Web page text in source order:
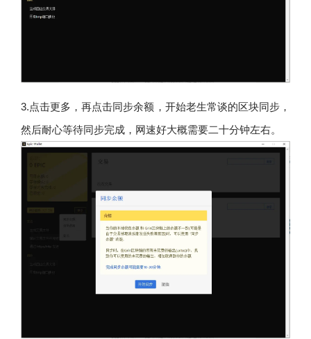
3.点击更多，再点击同步余额，开始老生常谈的区块同步，
然后耐心等待同步完成，网速好大概需要二十分钟左右。